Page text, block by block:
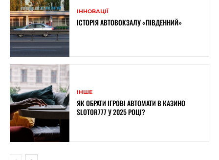
ІННОВАЦІЇ
ІСТОРІЯ АВТОВОКЗАЛУ «ПІВДЕННИЙ»
ІНШЕ
ЯК ОБРАТИ ІГРОВІ АВТОМАТИ В КАЗИНО
SLOTOR777 У 2025 РОЦІ?